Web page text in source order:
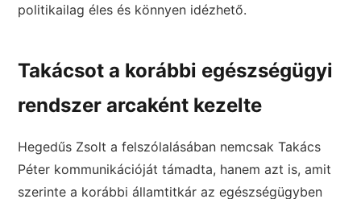
politikailag éles és könnyen idézhető.
Takácsot a korábbi egészségügyi
rendszer arcaként kezelte
Hegedűs Zsolt a felszólalásában nemcsak Takács
Péter kommunikációját támadta, hanem azt is, amit
szerinte a korábbi államtitkár az egészségügyben